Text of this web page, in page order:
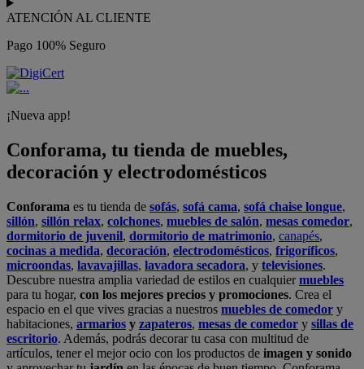
ATENCIÓN AL CLIENTE
Pago 100% Seguro
¡Nueva app!
Conforama, tu tienda de muebles,
decoración y electrodomésticos
Conforama es tu tienda de sofás, sofá cama, sofá chaise longue,
sillón, sillón relax, colchones, muebles de salón, mesas comedor,
dormitorio de juvenil, dormitorio de matrimonio, canapés,
cocinas a medida, decoración, electrodomésticos, frigoríficos,
microondas, lavavajillas, lavadora secadora, y televisiones.
Descubre nuestra amplia variedad de estilos en cualquiermuebles
para tu hogar, con los mejores precios y promociones. Crea el
espacio en el que vives gracias a nuestros muebles de comedor y
habitaciones, armarios y zapateros, mesas de comedor y sillas de
escritorio. Además, podrás decorar tu casa con multitud de
artículos, tener el mejor ocio con los productos de imagen y sonido